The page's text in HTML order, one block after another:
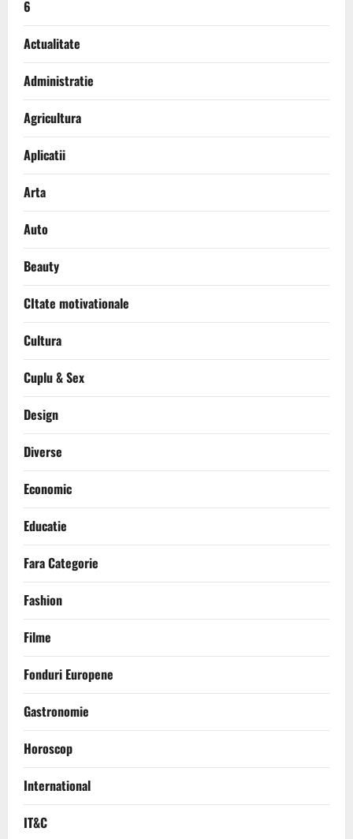
6
Actualitate
Administratie
Agricultura
Aplicatii
Arta
Auto
Beauty
CItate motivationale
Cultura
Cuplu & Sex
Design
Diverse
Economic
Educatie
Fara Categorie
Fashion
Filme
Fonduri Europene
Gastronomie
Horoscop
International
IT&C